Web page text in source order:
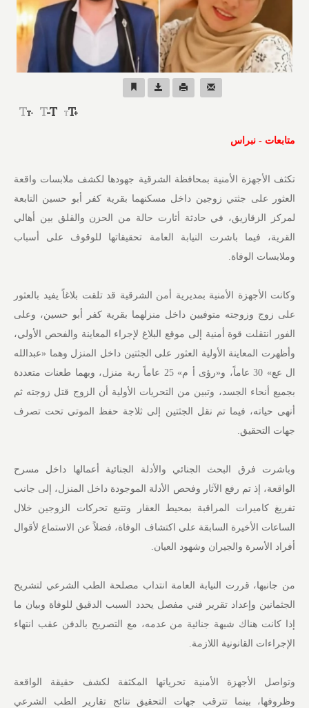
متابعات - نبراس
تكثف الأجهزة الأمنية بمحافظة الشرقية جهودها لكشف ملابسات واقعة
العثور على جثتي زوجين داخل مسكنهما بقرية كفر أبو حسين التابعة
لمركز الزقازيق، في حادثة أثارت حالة من الحزن والقلق بين أهالي
القرية، فيما باشرت النيابة العامة تحقيقاتها للوقوف على أسباب
وملابسات الوفاة.
وكانت الأجهزة الأمنية بمديرية أمن الشرقية قد تلقت بلاغاً يفيد بالعثور
على زوج وزوجته متوفيين داخل منزلهما بقرية كفر أبو حسين، وعلى
الفور انتقلت قوة أمنية إلى موقع البلاغ لإجراء المعاينة والفحص الأولي،
وأظهرت المعاينة الأولية العثور على الجثتين داخل المنزل وهما «عبدالله
ال عع» 30 عاماً، و«رؤى أ م» 25 عاماً ربة منزل، وبهما طعنات متعددة
بجميع أنحاء الجسد، وتبين من التحريات الأولية أن الزوج قتل زوجته ثم
أنهى حياته، فيما تم نقل الجثتين إلى ثلاجة حفظ الموتى تحت تصرف
جهات التحقيق.
وباشرت فرق البحث الجنائي والأدلة الجنائية أعمالها داخل مسرح
الواقعة، إذ تم رفع الآثار وفحص الأدلة الموجودة داخل المنزل، إلى جانب
تفريغ كاميرات المراقبة بمحيط العقار وتتبع تحركات الزوجين خلال
الساعات الأخيرة السابقة على اكتشاف الوفاة، فضلاً عن الاستماع لأقوال
أفراد الأسرة والجيران وشهود العيان.
من جانبها، قررت النيابة العامة انتداب مصلحة الطب الشرعي لتشريح
الجثمانين وإعداد تقرير فني مفصل يحدد السبب الدقيق للوفاة وبيان ما
إذا كانت هناك شبهة جنائية من عدمه، مع التصريح بالدفن عقب انتهاء
الإجراءات القانونية اللازمة.
وتواصل الأجهزة الأمنية تحرياتها المكثفة لكشف حقيقة الواقعة
وظروفها، بينما تترقب جهات التحقيق نتائج تقارير الطب الشرعي